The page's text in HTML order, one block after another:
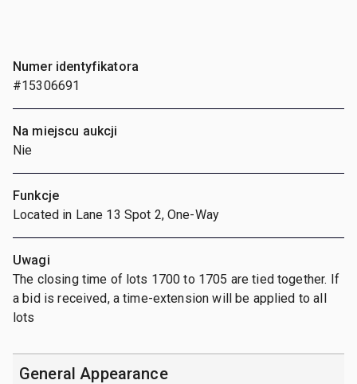
Numer identyfikatora
#15306691
Na miejscu aukcji
Nie
Funkcje
Located in Lane 13 Spot 2, One-Way
Uwagi
The closing time of lots 1700 to 1705 are tied together. If
a bid is received, a time-extension will be applied to all
lots
General Appearance